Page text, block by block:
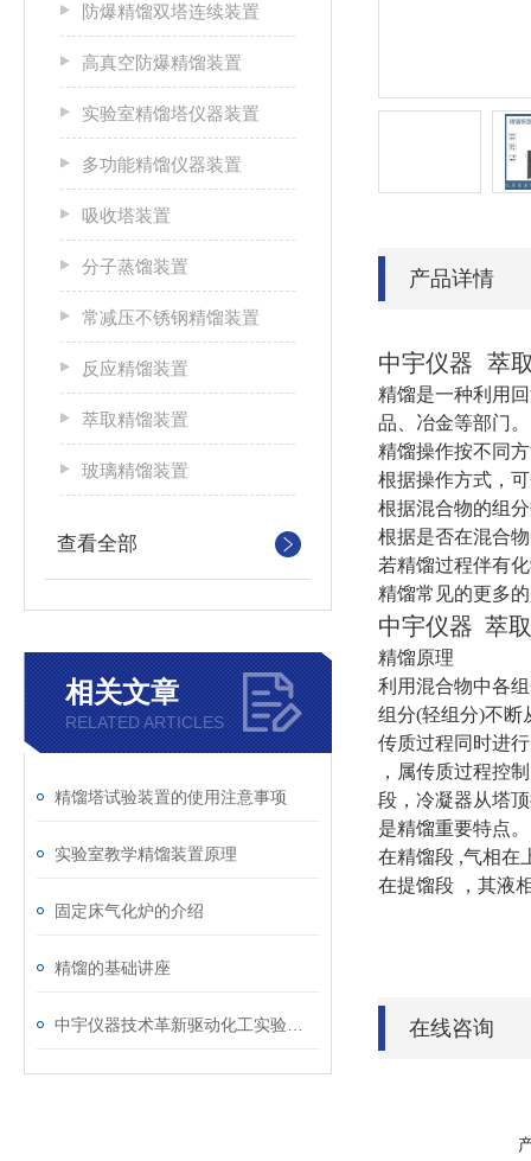
防爆精馏双塔连续装置
高真空防爆精馏装置
实验室精馏塔仪器装置
多功能精馏仪器装置
吸收塔装置
分子蒸馏装置
常减压不锈钢精馏装置
反应精馏装置
萃取精馏装置
玻璃精馏装置
查看全部
相关文章
RELATED ARTICLES
精馏塔试验装置的使用注意事项
实验室教学精馏装置原理
固定床气化炉的介绍
精馏的基础讲座
产品详情
中宇仪器 萃
精馏是一种利用
品、冶金等部门。
精馏操作按不同
根据操作方式，
根据混合物的组
根据是否在混合
若精馏过程伴有
精馏常见的更多
中宇仪器 萃
精馏原理
利用混合物中各
组分(轻组分)不断
传质过程同时进行
，属传质过程控
段，冷凝器从塔
是精馏重要特点。
在精馏段 ,气相在
在提馏段
，其液
在线咨询